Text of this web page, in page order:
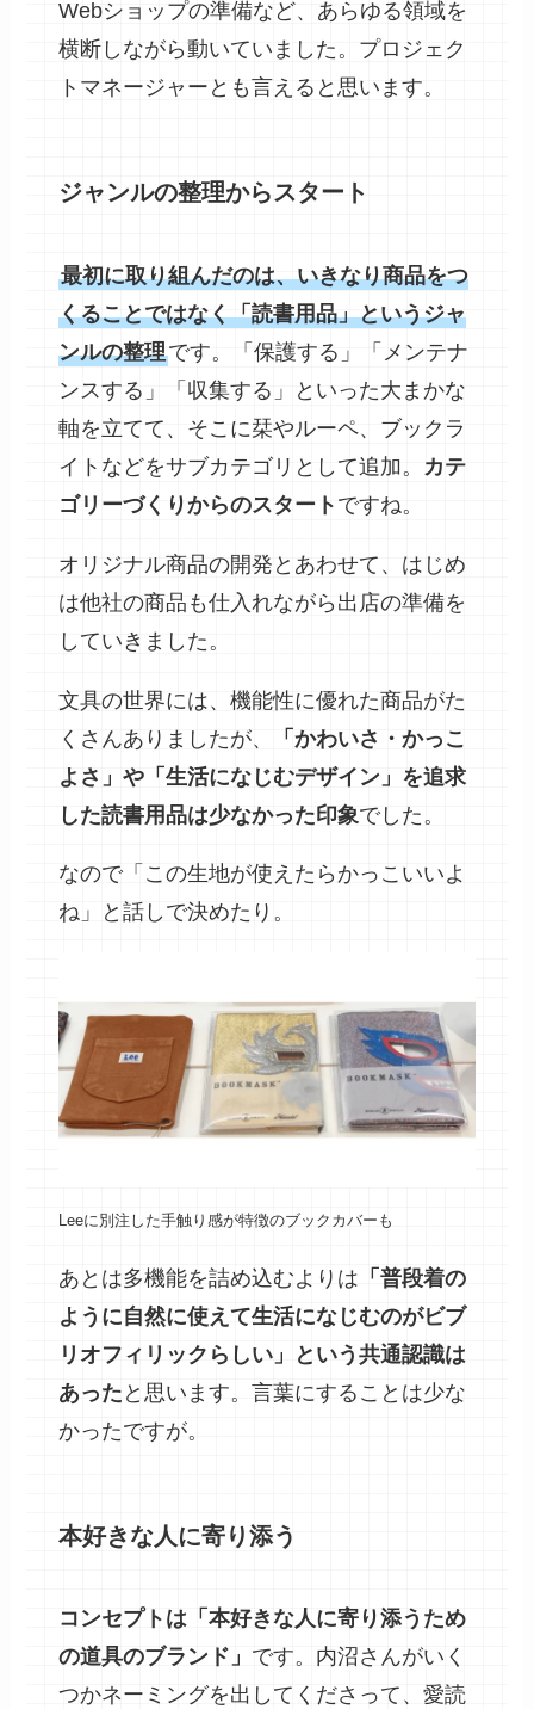
Webショップの準備など、あらゆる領域を
横断しながら動いていました。プロジェク
トマネージャーとも言えると思います。
ジャンルの整理からスタート
最初に取り組んだのは、いきなり商品をつ
くることではなく「読書用品」というジャ
ンルの整理です。「保護する」「メンテナ
ンスする」「収集する」といった大まかな
軸を立てて、そこに栞やルーペ、ブックラ
イトなどをサブカテゴリとして追加。 カテ
ゴリーづくりからのスタート ですね。
オリジナル商品の開発とあわせて、はじめ
は他社の商品も仕入れながら出店の準備を
していきました。
文具の世界には、機能性に優れた商品がた
くさんありましたが、
「かわいさ・かっこ
よさ」や「生活になじむデザイン」を追求
した読書用品は少なかった印象でした。
なので「この生地が使えたらかっこいいよ
ね」と話しで決めたり。
Leeに別注した手触り感が特徴のブックカバーも
あとは多機能を詰め込むよりは 「普段着の
ように自然に使えて生活になじむのがビブ
リオフィリックらしい」という共通認識は
あった と思います。言葉にすることは少な
かったですが。
本好きな人に寄り添う
コンセプトは「本好きな人に寄り添うため
の道具のブランド」 です。内沼さんがいく
つかネーミングを出してくださって、愛読